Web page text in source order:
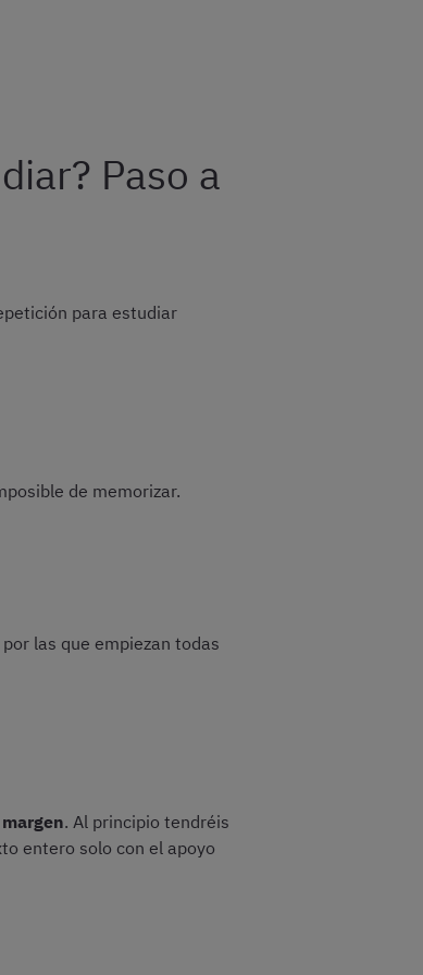
Paso a
para estudiar
de memorizar.
por las que empiezan todas
. Al principio tendréis
entero solo con el apoyo